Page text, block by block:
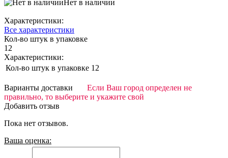
Нет в наличии
Характеристики:
Все характеристики
Кол-во штук в упаковке
12
Характеристики:
Кол-во штук в упаковке 12
Варианты доставки
Если Ваш город определен не
правильно, то выберите и укажите свой
Добавить отзыв
Пока нет отзывов.
Ваша оценка: